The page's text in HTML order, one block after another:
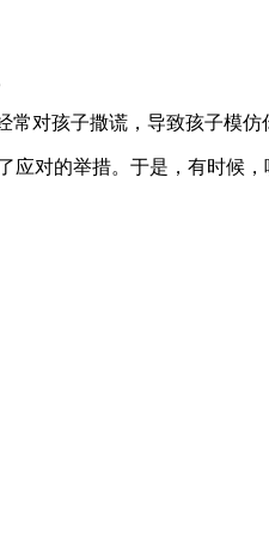
对孩子撒谎，导致孩子模仿
对的举措。于是，有时候，